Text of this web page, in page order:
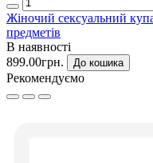
Жіночий сексуальний
предметів
В наявності
899.00грн.
До кошика
Рекомендуємо